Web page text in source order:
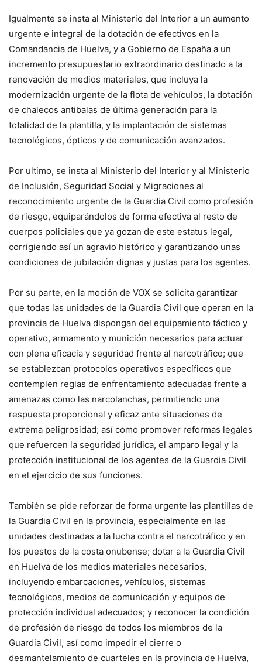
Igualmente se insta al Ministerio del Interior a un aumento
urgente e integral de la dotación de efectivos en la
Comandancia de Huelva, y a Gobierno de España a un
incremento presupuestario extraordinario destinado a la
renovación de medios materiales, que incluya la
modernización urgente de la flota de vehículos, la dotación
de chalecos antibalas de última generación para la
totalidad de la plantilla, y la implantación de sistemas
tecnológicos, ópticos y de comunicación avanzados.
Por ultimo, se insta al Ministerio del Interior y al Ministerio
de Inclusión, Seguridad Social y Migraciones al
reconocimiento urgente de la Guardia Civil como profesión
de riesgo, equiparándolos de forma efectiva al resto de
cuerpos policiales que ya gozan de este estatus legal,
corrigiendo así un agravio histórico y garantizando unas
condiciones de jubilación dignas y justas para los agentes.
Por su parte, en la moción de VOX se solicita garantizar
que todas las unidades de la Guardia Civil que operan en la
provincia de Huelva dispongan del equipamiento táctico y
operativo, armamento y munición necesarios para actuar
con plena eficacia y seguridad frente al narcotráfico; que
se establezcan protocolos operativos específicos que
contemplen reglas de enfrentamiento adecuadas frente a
amenazas como las narcolanchas, permitiendo una
respuesta proporcional y eficaz ante situaciones de
extrema peligrosidad; así como promover reformas legales
que refuercen la seguridad jurídica, el amparo legal y la
protección institucional de los agentes de la Guardia Civil
en el ejercicio de sus funciones.
También se pide reforzar de forma urgente las plantillas de
la Guardia Civil en la provincia, especialmente en las
unidades destinadas a la lucha contra el narcotráfico y en
los puestos de la costa onubense; dotar a la Guardia Civil
en Huelva de los medios materiales necesarios,
incluyendo embarcaciones, vehículos, sistemas
tecnológicos, medios de comunicación y equipos de
protección individual adecuados; y reconocer la condición
de profesión de riesgo de todos los miembros de la
Guardia Civil, así como impedir el cierre o
desmantelamiento de cuarteles en la provincia de Huelva,